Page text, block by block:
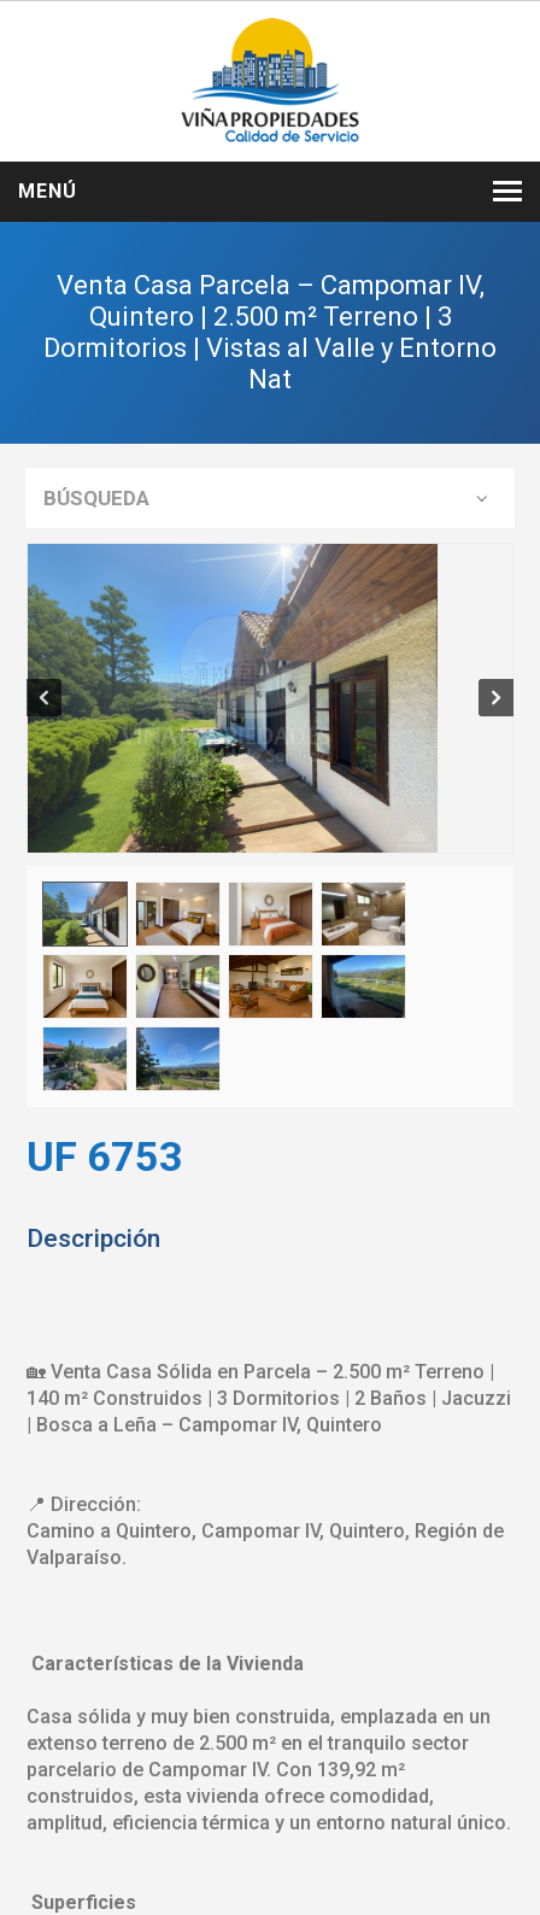
MENÚ
NOSOTROS
VENTAS
CONTACTO
Venta Casa Parcela – Campomar IV,
Quintero | 2.500 m² Terreno | 3
Dormitorios | Vistas al Valle y Entorno
Nat
BÚSQUEDA
Prev
UF 6753
Descripción
🏡 Venta Casa Sólida en Parcela – 2.500 m² Terreno |
140 m² Construidos | 3 Dormitorios | 2 Baños | Jacuzzi
| Bosca a Leña – Campomar IV, Quintero
📍 Dirección:
Camino a Quintero, Campomar IV, Quintero, Región de
Valparaíso.
Características de la Vivienda
Casa sólida y muy bien construida, emplazada en un
extenso terreno de 2.500 m² en el tranquilo sector
parcelario de Campomar IV. Con 139,92 m²
construidos, esta vivienda ofrece comodidad,
amplitud, eficiencia térmica y un entorno natural único.
Superficies